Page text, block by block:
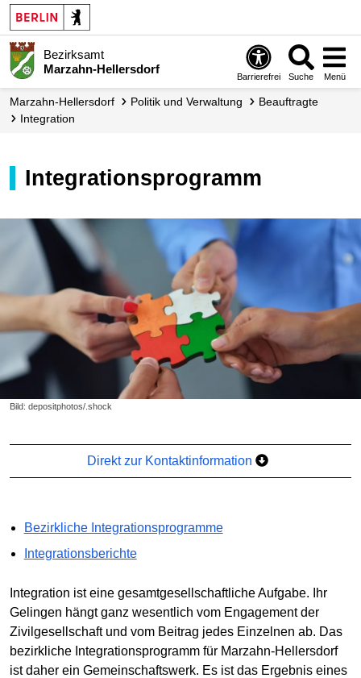
Bezirksamt
Marzahn-Hellersdorf
Barrierefrei Suche Menü
Marzahn-Hellersdorf Politik und Verwaltung
Beauftragte
Integration
Integrationsprogramm
Bild: depositphotos/.shock
Direkt zur Kontaktinformation
Bezirkliche Integrationsprogramme
Integrationsberichte
Integration ist eine gesamtgesellschaftliche Aufgabe. Ihr
Gelingen hängt ganz wesentlich vom Engagement der
Zivilgesellschaft und vom Beitrag jedes Einzelnen ab. Das
bezirkliche Integrationsprogramm für Marzahn-Hellersdorf
ist daher ein Gemeinschaftswerk. Es ist das Ergebnis eines